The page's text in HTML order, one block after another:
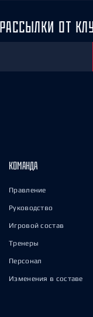
ОТ
КОМАНДА
Правление
Руководство
Игровой состав
Тренеры
Персонал
Изменения в составе